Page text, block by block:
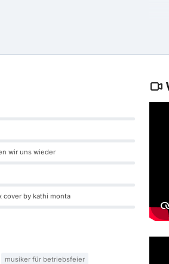
wir uns wieder
cover by kathi monta
musiker für betriebsfeier